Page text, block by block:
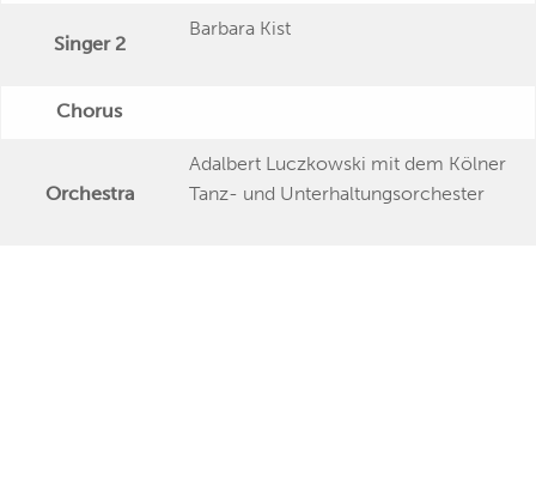
Singer 2
Barbara Kist
Chorus
Orchestra
Adalbert Luczkowski mit dem Kölner
Tanz- und Unterhaltungsorchester